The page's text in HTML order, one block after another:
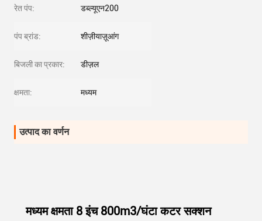
रेत पंप: डब्ल्यूएन200
पंप ब्रांड: शीज़ीयाज़ूआंग
बिजली का प्रकार: डीज़ल
क्षमता: मध्यम
उत्पाद का वर्णन
मध्यम क्षमता 8 इंच 800m3/घंटा कटर सक्शन